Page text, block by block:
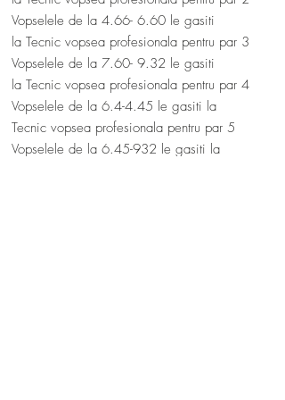
Vopselele de la 4.66- 6.60 le gasiti
la Tecnic vopsea profesionala pentru par 3
Vopselele de la 7.60- 9.32 le gasiti
la Tecnic vopsea profesionala pentru par 4
Vopselele de la 6.4-4.45 le gasiti la
Tecnic vopsea profesionala pentru par 5
Vopselele de la 6.45-932 le gasiti la